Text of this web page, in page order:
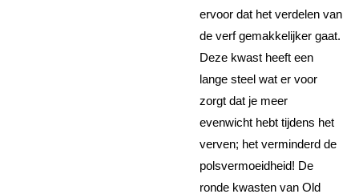
ervoor dat het verdelen van
de verf gemakkelijker gaat.
Deze kwast heeft een
lange steel wat er voor
zorgt dat je meer
evenwicht hebt tijdens het
verven; het verminderd de
polsvermoeidheid! De
ronde kwasten van Old